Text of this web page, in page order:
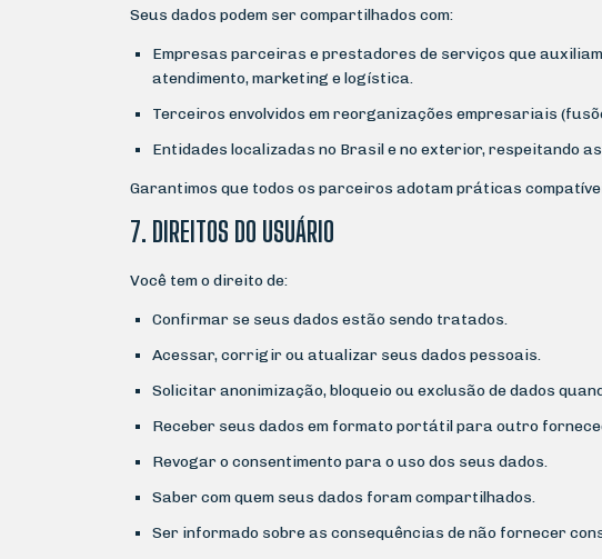
Seus dados podem ser compartilhados com:
Empresas parceiras e prestadores de serviços que
atendimento, marketing e logística.
Terceiros envolvidos em reorganizações empresariais
Entidades localizadas no Brasil e no exterior, respeitando
Garantimos que todos os parceiros adotam práticas
7. DIREITOS DO USUÁRIO
Você tem o direito de:
Confirmar se seus dados estão sendo tratados.
Acessar, corrigir ou atualizar seus dados pessoais.
Solicitar anonimização, bloqueio ou exclusão de dados
Receber seus dados em formato portátil para outro
Revogar o consentimento para o uso dos seus dados.
Saber com quem seus dados foram compartilhados.
Ser informado sobre as consequências de não fornecer